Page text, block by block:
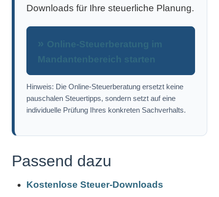
Downloads für Ihre steuerliche Planung.
Online-Steuerberatung im
Mandantenbereich starten
Hinweis: Die Online-Steuerberatung ersetzt keine
pauschalen Steuertipps, sondern setzt auf eine
individuelle Prüfung Ihres konkreten Sachverhalts.
Passend dazu
Kostenlose Steuer-Downloads